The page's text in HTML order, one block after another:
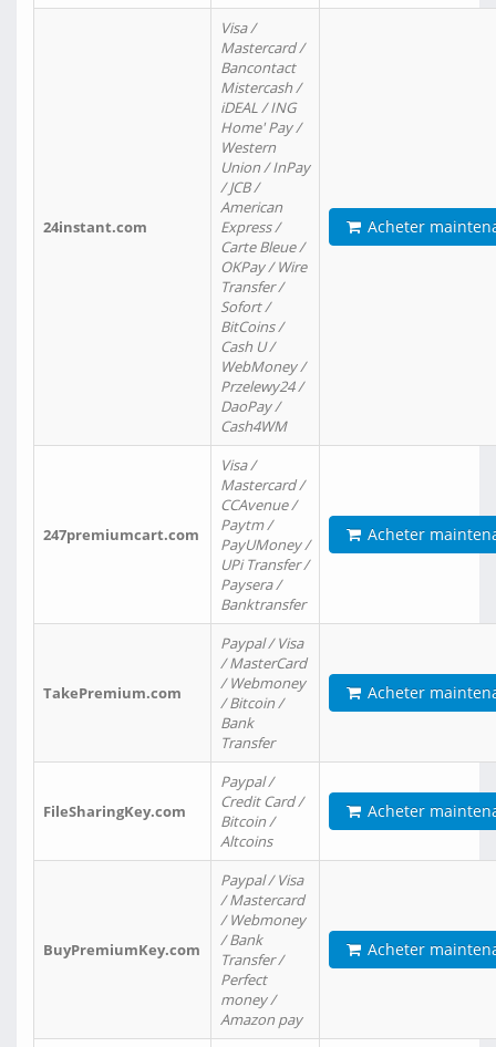
24instant.com
Visa /
Mastercard /
Bancontact
Mistercash /
iDEAL / ING
Home' Pay /
Western
Union / InPay
/ JCB /
American
Express /
Carte Bleue /
OKPay / Wire
Transfer /
Sofort /
BitCoins /
Cash U /
WebMoney /
Przelewy24 /
DaoPay /
Cash4WM
Acheter
247premiumcart.com
Visa /
Mastercard /
CCAvenue /
Paytm /
PayUMoney /
UPi Transfer /
Paysera /
Banktransfer
Acheter
TakePremium.com
Paypal / Visa
/ MasterCard
/ Webmoney
/ Bitcoin /
Bank
Transfer
Acheter
FileSharingKey.com
Paypal /
Credit Card /
Bitcoin /
Altcoins
Acheter
BuyPremiumKey.com
Paypal / Visa
/ Mastercard
/ Webmoney
/ Bank
Transfer /
Perfect
money /
Amazon pay
Acheter